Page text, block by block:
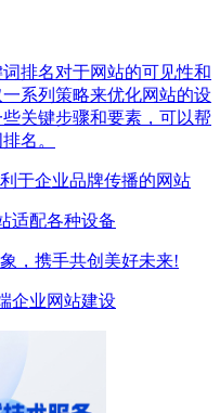
排名对于网站的可见性和
系列策略来优化网站的设
关键步骤和要素，可以帮
名。
于企业品牌传播的网站
适配各种设备
，携手共创美好未来!
企业网站建设